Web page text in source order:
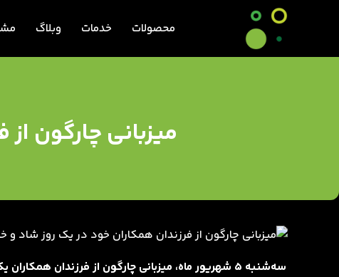
محصولات خدمات وبلاگ
میزبانی چارگون
سه‌شنبه 5 شهریور ماه، میزبانی چارگون از فرزندان